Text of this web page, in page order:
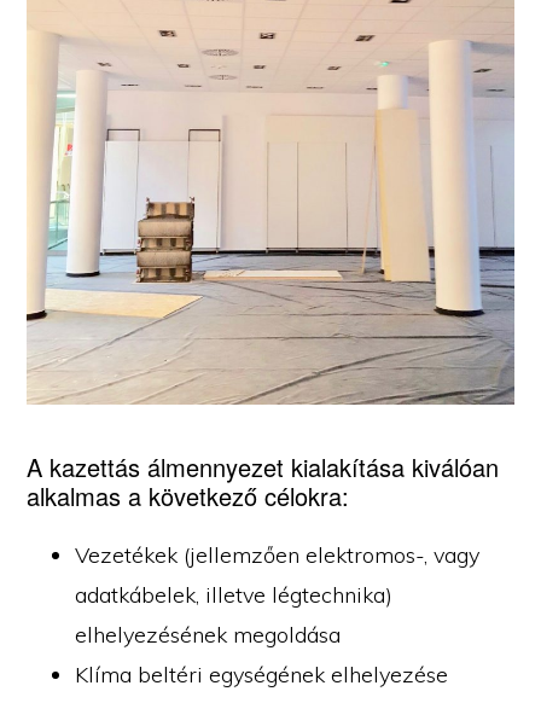
A kazettás álmennyezet kialakítása kiválóan
alkalmas a következő célokra:
Vezetékek (jellemzően elektromos-, vagy
adatkábelek, illetve légtechnika)
elhelyezésének megoldása
Klíma beltéri egységének elhelyezése